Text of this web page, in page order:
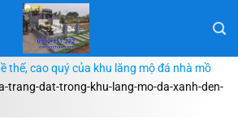
thế, cao quý của khu lăng mộ đá nhà mồ
trang-dat-trong-khu-lang-mo-da-xanh-den-